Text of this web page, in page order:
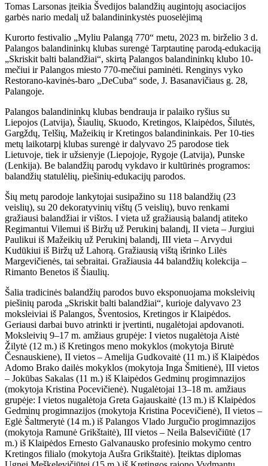
Tomas Larsonas įteikia Švedijos balandžių augintojų asociacijos
garbės nario medalį už balandininkystės puoselėjimą
Kurorto festivalio „Myliu Palangą 770“ metu, 2023 m. birželio 3 d.
Palangos balandininkų klubas surengė Tarptautinę parodą-edukaciją
„Skriskit balti balandžiai“, skirtą Palangos balandininkų klubo 10-
mečiui ir Palangos miesto 770-mečiui paminėti. Renginys vyko
Restorano-kavinės-baro „DeCuba“ sode, J. Basanavičiaus g. 28,
Palangoje.
Palangos balandininkų klubas bendrauja ir palaiko ryšius su
Liepojos (Latvija), Šiaulių, Skuodo, Kretingos, Klaipėdos, Šilutės,
Gargždų, Telšių, Mažeikių ir Kretingos balandininkais. Per 10-ties
metų laikotarpį klubas surengė ir dalyvavo 25 parodose tiek
Lietuvoje, tiek ir užsienyje (Liepojoje, Rygoje (Latvija), Punske
(Lenkija). Be balandžių parodų vykdavo ir kultūrinės programos:
balandžių statulėlių, piešinių-edukacijų parodos.
Šių metų parodoje lankytojai susipažino su 118 balandžių (23
veislių), su 20 dekoratyvinių vištų (5 veislių), buvo renkami
gražiausi balandžiai ir vištos. I vieta už gražiausią balandį atiteko
Regimantui Vilemui iš Biržų už Perukinį balandį, II vieta – Jurgiui
Paulikui iš Mažeikių už Perukinį balandį, III vieta – Arvydui
Kudūkiui iš Biržų už Lahorą. Gražiausią vištą išrinko Lilės
Margevičienės, tai sebraitai. Gražiausia 44 balandžių kolekcija –
Rimanto Benetos iš Šiaulių.
Šalia tradicinės balandžių parodos buvo eksponuojama moksleivių
piešinių paroda „Skriskit balti balandžiai“, kurioje dalyvavo 23
moksleiviai iš Palangos, Šventosios, Kretingos ir Klaipėdos.
Geriausi darbai buvo atrinkti ir įvertinti, nugalėtojai apdovanoti.
Moksleivių 9–17 m. amžiaus grupėje: I vietos nugalėtoja Aistė
Žilytė (12 m.) iš Kretingos meno mokyklos (mokytoja Birutė
Česnauskiene), II vietos – Amelija Gudkovaitė (11 m.) iš Klaipėdos
Adomo Brako dailės mokyklos (mokytoja Inga Šmitienė), III vietos
– Jokūbas Sakalas (11 m.) iš Klaipėdos Gedminų progimnazijos
(mokytoja Kristina Pocevičienė). Nugalėtojai 13–18 m. amžiaus
grupėje: I vietos nugalėtoja Greta Gajauskaitė (13 m.) iš Klaipėdos
Gedminų progimnazijos (mokytoja Kristina Pocevičienė), II vietos –
Eglė Šaltmerytė (14 m.) iš Palangos Vlado Jurgučio progimnazijos
(mokytoja Ramunė Grikštaitė), III vietos – Neila Balsevičiūtė (17
m.) iš Klaipėdos Ernesto Galvanausko profesinio mokymo centro
Kretingos filialo (mokytoja Aušra Grikštaitė). Įteiktas diplomas